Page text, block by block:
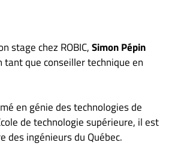
stage chez ROBIC,Simon Pépin
tant que conseiller technique en
en génie des technologies de
de technologie supérieure, il est
des ingénieurs du Québec.